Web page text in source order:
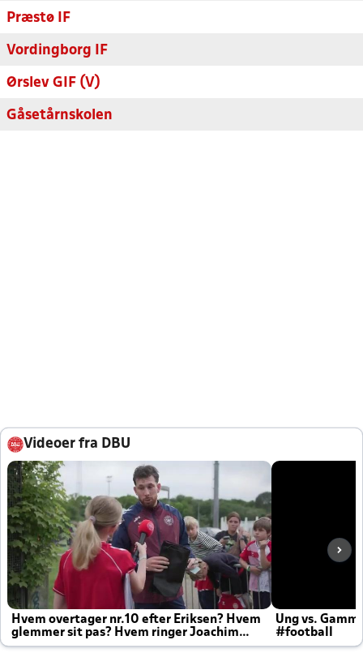
Præstø IF
Vordingborg IF
Ørslev GIF (V)
Gåsetårnskolen
Videoer fra DBU
Hvem overtager nr.10 efter Eriksen? Hvem
glemmer sit pas? Hvem ringer Joachim
altid til efter kampe?
Ung vs.
#football